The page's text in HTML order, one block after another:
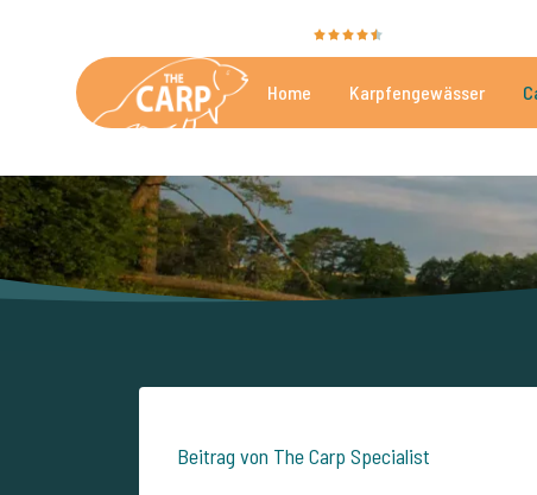
Home Karpfengewässer
Beitrag von The Carp Specialist